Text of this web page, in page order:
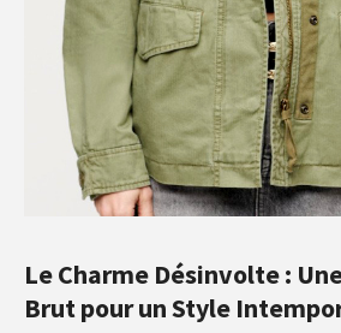
Le Charme Désinvolte :
Brut pour un Style